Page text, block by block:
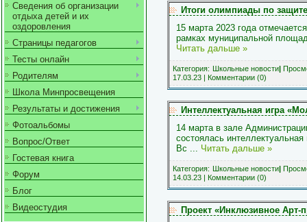
Сведения об организации
отдыха детей и их
оздоровления
Страницы педагогов
Тесты онлайн
Родителям
Школа Минпросвещения
Результаты и достижения
Фотоальбомы
Вопрос/Ответ
Гостевая книга
Форум
Блог
Видеостудия
Итоги олимпиады по
15 марта 2023 года
рамках муниципальной
Читать дальше »
Категория: Школьные новости|
17.03.23 | Комментарии (0)
Интеллектуальная игра
14 марта в зале
состоялась
Вс ... Читать дальше »
Категория: Школьные новости|
14.03.23 | Комментарии (0)
Проект «Инклюзивное Арт-